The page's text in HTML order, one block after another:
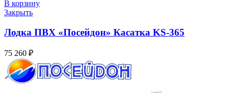
В корзину
Закрыть
Лодка ПВХ «Посейдон» Касатка KS-365
75 260 ₽